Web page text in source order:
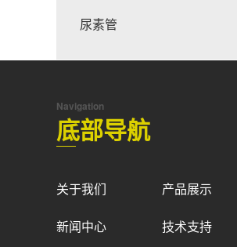
尿素管
Navigation
底部导航
关于我们 产品展示
新闻中心 技术支持